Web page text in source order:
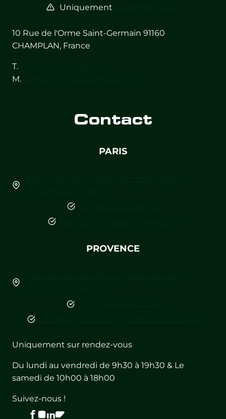
Uniquement
10 Rue de l'Orme Saint-Germain 91160
CHAMPLAN, France
T.
M.
Contact
PARIS
PROVENCE
Uniquement sur rendez-vous
Du lundi au vendredi de 9h30 à 19h30 & Le
samedi de 10h00 à 18h00
Suivez-nous !